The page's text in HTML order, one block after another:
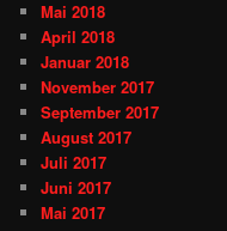
Mai 2018
April 2018
Januar 2018
November 2017
September 2017
August 2017
Juli 2017
Juni 2017
Mai 2017